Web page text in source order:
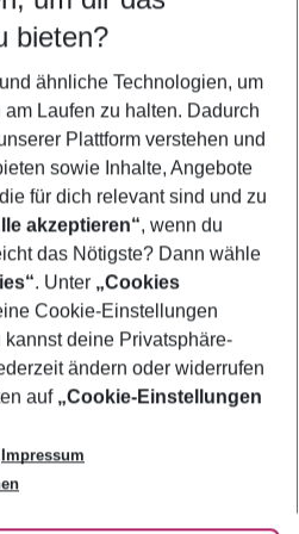
5-8 Nächte
anzeigen
bieten?
ähnliche Technologien, um
Laufen zu halten. Dadurch
Plattform verstehen und
sowie Inhalte, Angebote
für dich relevant sind und zu
akzeptieren“, wenn du
das Nötigste? Dann wähle
. Unter „Cookies
Cookie-Einstellungen
deine Privatsphäre-
ändern oder widerrufen
auf „Cookie-Einstellungen
Impressum